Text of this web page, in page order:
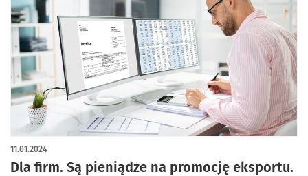
Dla firm. Są pieniądze na promocję eksportu.
11.01.2024